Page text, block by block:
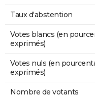
Taux d'abstention
Votes blancs (en
exprimés)
Votes nuls (en
exprimés)
Nombre de votants